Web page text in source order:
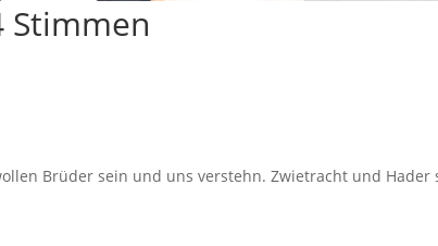
Stimmen
Brüder sein und uns verstehn. Zwietracht und Hader